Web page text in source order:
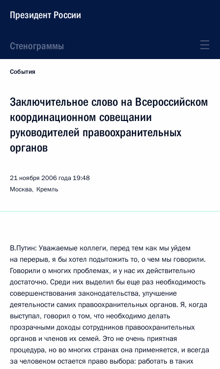
Президент России
Стенограммы
События
Заключительное слово на Всероссийском
координационном совещании
руководителей правоохранительных
органов
21 ноября 2006 года 19:48
Москва, Кремль
В.Путин: Уважаемые коллеги, перед тем как мы уйдем
на перерыв, я бы хотел подытожить то, о чем мы говорили.
Говорили о многих проблемах, и у нас их действительно
достаточно. Среди них выделил бы еще раз необходимость
совершенствования законодательства, улучшение
деятельности самих правоохранительных органов. Я, когда
выступал, говорил о том, что необходимо делать
прозрачными доходы сотрудников правоохранительных
органов и членов их семей. Это не очень приятная
процедура, но во многих странах она применяется, и всегда
за человеком остается право выбора: работать в таких